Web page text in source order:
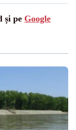
și pe Google